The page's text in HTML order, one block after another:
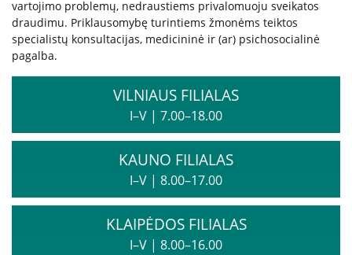
Priklausomybių konsultantai
Žemo slenksčio paslaugos
CRAFT specialistų konsultacijos
Informacija tėvams
Informacija psichikos sveikatos centrams
vartojimo problemų, nedraustiems privalomuoju sveikatos
draudimu. Priklausomybę turintiems žmonėms teiktos
specialistų konsultacijas, medicininė ir (ar) psichosocialinė
pagalba.
VILNIAUS FILIALAS
I–V | 7.00–18.00
KAUNO FILIALAS
I–V | 8.00–17.00
KLAIPĖDOS FILIALAS
I–V | 8.00–16.00